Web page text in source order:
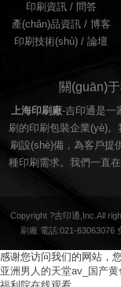
印刷資訊/ 問答
產(chǎn)品資訊/ 博客
印刷技術(shù) /論壇
關(guān)
上海印刷廠-吉印通是一
刷的印刷包裝企業(yè)
刷設(shè)備，為客戶
種印刷需求。我們一直
Copyright ?吉印通,Inc.All
刷廠 電話:021-63063076
感谢您访问我们的网站，
亚洲男人的天堂av_国产